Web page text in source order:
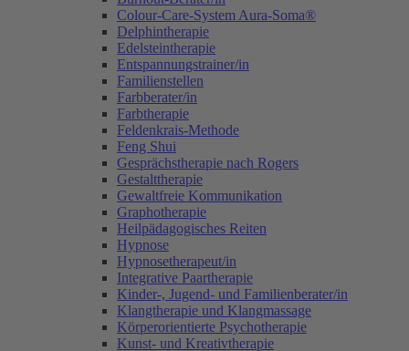
Colour-Care-System Aura-Soma®
Delphintherapie
Edelsteintherapie
Entspannungstrainer/in
Familienstellen
Farbberater/in
Farbtherapie
Feldenkrais-Methode
Feng Shui
Gesprächstherapie nach Rogers
Gestalttherapie
Gewaltfreie Kommunikation
Graphotherapie
Heilpädagogisches Reiten
Hypnose
Hypnosetherapeut/in
Integrative Paartherapie
Kinder-, Jugend- und Familienberater/in
Klangtherapie und Klangmassage
Körperorientierte Psychotherapie
Kunst- und Kreativtherapie